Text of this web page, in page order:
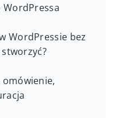
WordPressa
WordPressie bez